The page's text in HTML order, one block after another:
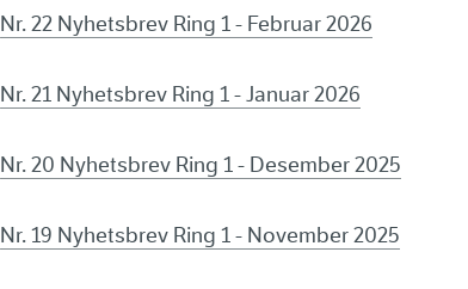
Nr. 22 Nyhetsbrev Ring 1 - Februar 2026
Nr. 21 Nyhetsbrev Ring 1 - Januar 2026
Nr. 20 Nyhetsbrev Ring 1 - Desember 2025
Nr. 19 Nyhetsbrev Ring 1 - November 2025